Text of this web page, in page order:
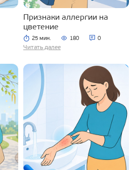
Признаки аллергии на
цветение
25 мин. 180 0
Читать далее